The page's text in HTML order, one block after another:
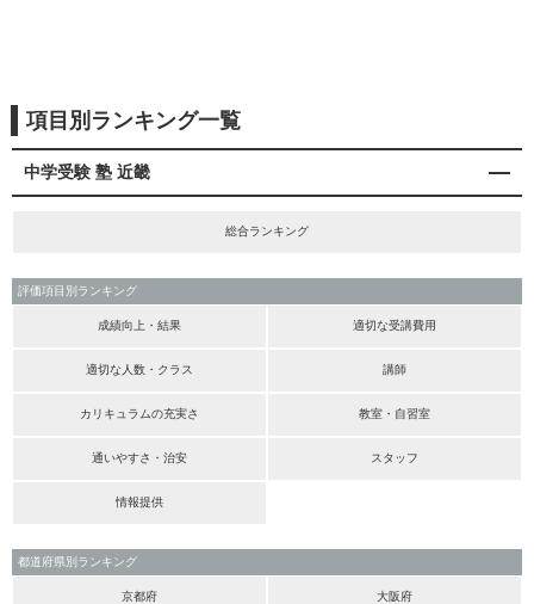
項目別ランキング一覧
中学受験 塾 近畿
総合ランキング
評価項目別ランキング
成績向上・結果 適切な受講費用
適切な人数・クラス 講師
カリキュラムの充実さ 教室・自習室
通いやすさ・治安 スタッフ
情報提供
都道府県別ランキング
京都府 大阪府